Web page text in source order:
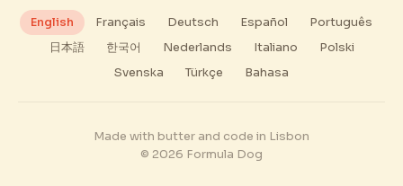
English Français Deutsch Español
Português
日本語
한국어 Nederlands Italiano
Polski
Svenska
Türkçe Bahasa
Made with butter and code in Lisbon
© 2026 Formula Dog